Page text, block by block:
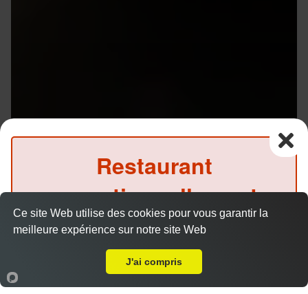
Menu V1 - Gyoza
Accueil Panier Compte
Restaurant
exceptionnellement
fermé ce soir
(Précommande possible)
Ce site Web utilise des cookies pour vous garantir la
meilleure expérience sur notre site Web
J'ai compris